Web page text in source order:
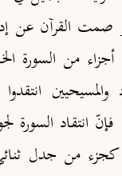
القرآن عن
أجزاء من السورة
فإنّ انتقاد السورة
كجزء من جدل